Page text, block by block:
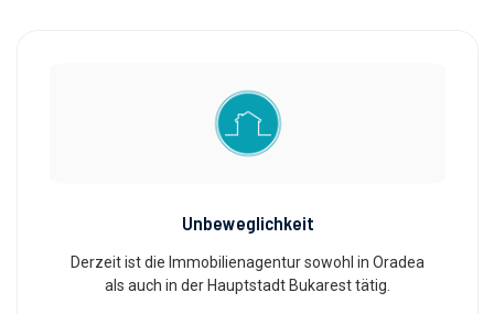
Unbeweglichkeit
Derzeit ist die Immobilienagentur sowohl in Oradea
als auch in der Hauptstadt Bukarest tätig.